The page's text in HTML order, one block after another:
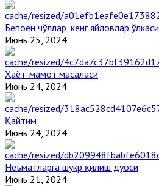
Бепоён чўллар, кенг яйловлар ўлкаси
Июнь 25, 2024
Ҳаёт-мамот масаласи
Июнь 24, 2024
Қайтим
Июнь 24, 2024
Неъматларга шукр қилиш дуоси
Июнь 21, 2024